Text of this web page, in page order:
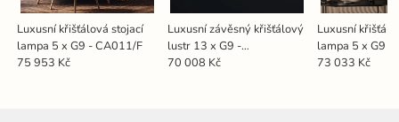
Luxusní křišťálová stojací
lampa 5 x G9 - CA011/F
75 953 Kč
Luxusní závěsný křišťálový
lustr 13 x G9 -
CA032/1200L
70 008 Kč
Luxusní
lampa 5 x G9 -
73 033 Kč